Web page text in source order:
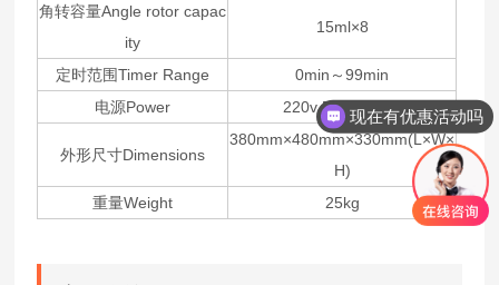
角转容量Angle rotor capac
ity
15ml×8
定时范围Timer Range
0min～99min
电源Power
220v 50Hz 180w
外形尺寸Dimensions
380mm×480mm×330mm(L×W×
H)
重量Weight
25kg
现在有优惠活动吗